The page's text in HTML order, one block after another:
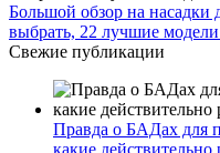
Большой обзор на насадки
выбрать, 22 лучшие
Свежие публикации
Правда о БАДах для
какие действительно